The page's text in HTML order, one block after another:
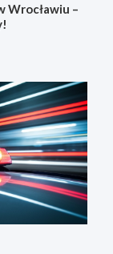
Wrocławiu –